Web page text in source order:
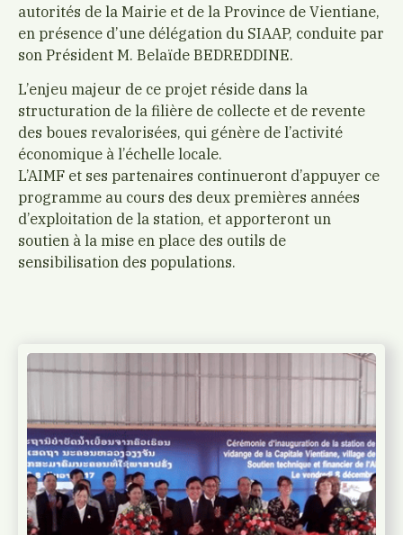
autorités de la Mairie et de la Province de Vientiane,
en présence d’une délégation du SIAAP, conduite par
son Président M. Belaïde BEDREDDINE.
L’enjeu majeur de ce projet réside dans la
structuration de la filière de collecte et de revente
des boues revalorisées, qui génère de l’activité
économique à l’échelle locale.
L’AIMF et ses partenaires continueront d’appuyer ce
programme au cours des deux premières années
d’exploitation de la station, et apporteront un
soutien à la mise en place des outils de
sensibilisation des populations.